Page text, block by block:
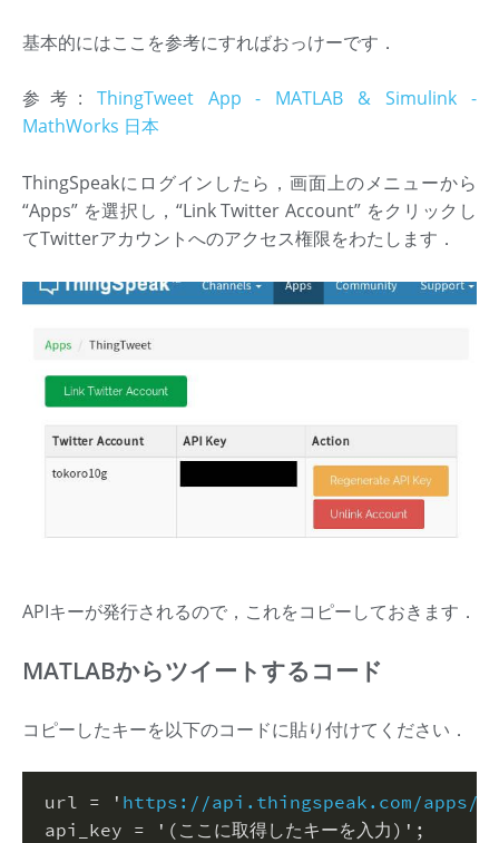
基本的にはここを参考にすればおっけーです．
参考: ThingTweet App - MATLAB & Simulink -
MathWorks 日本
ThingSpeakにログインしたら，画面上のメニューから
“Apps” を選択し，“Link Twitter Account” をクリックし
てTwitterアカウントへのアクセス権限をわたします．
APIキーが発行されるので，これをコピーしておきます．
MATLABからツイートするコード
コピーしたキーを以下のコードに貼り付けてください．
url = ' https://api.thingspeak.com/apps/
api_key =
'(ここに取得したキーを入力)' ;